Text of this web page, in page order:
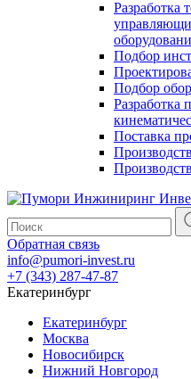
Разработка
Подбор
Подбор
Разработка
Поставка
Обратная связь
info@pumori-invest.ru
+7 (343) 287-47-87
Екатеринбург
Екатеринбург
Москва
Новосибирск
Нижний Новгород